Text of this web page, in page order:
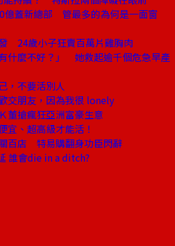
億蓋新總部 管最多的為何是一面窗
24歲小子狂賣百萬片雞胸肉
什麼不好？」 她救起逾千個危急早產
，不要活別人
交朋友，因為我很 lonely
董搶瘋狂亞洲富豪生意
宜、超高級才能活！
百店 特易購翻身功臣閃辭
誰會die in a ditch?